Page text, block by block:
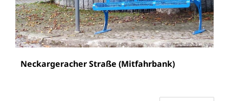
Neckargeracher Straße (Mitfahrbank)